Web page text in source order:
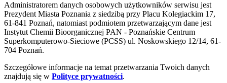
Administratorem danych osobowych użytkowników serwisu jest
Prezydent Miasta Poznania z siedzibą przy Placu Kolegiackim 17,
61-841 Poznań, natomiast podmiotem przetwarzającym dane jest
Instytut Chemii Bioorganicznej PAN - Poznańskie Centrum
Superkomputerowo-Sieciowe (PCSS) ul. Noskowskiego 12/14, 61-
704 Poznań.
Szczegółowe informacje na temat przetwarzania Twoich danych
znajdują się w Polityce prywatności.